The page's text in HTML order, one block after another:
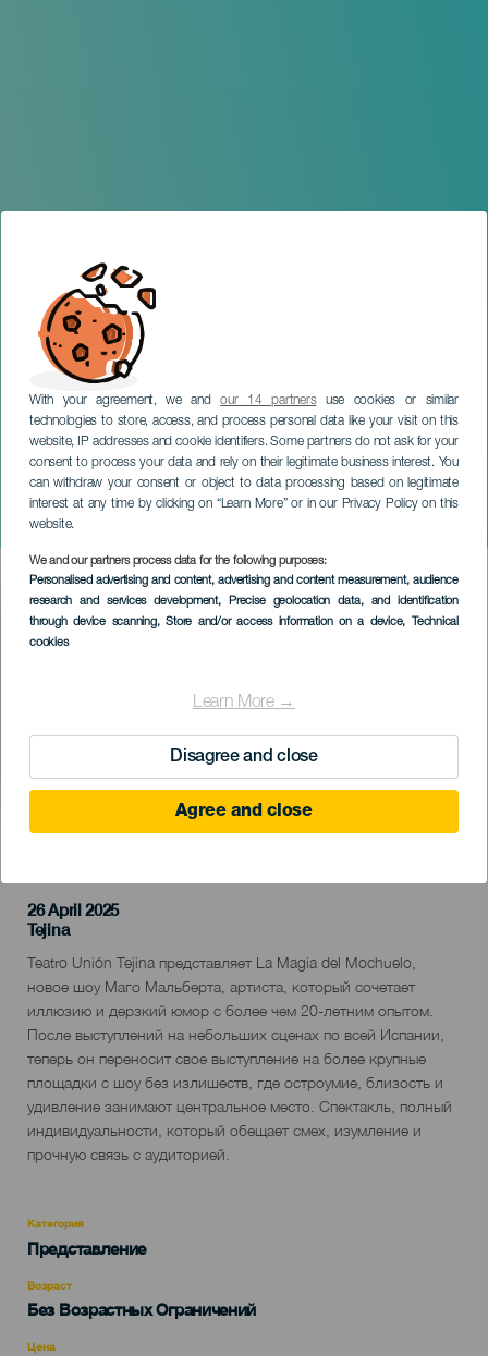
With your agreement, we andour 14 partnersuse cookies or similar
technologies to store, access, and process personal data like your visit on this
website, IP addresses and cookie identifiers. Some partners do not ask for your
consent to process your data and rely on their legitimate business interest. You
can withdraw your consent or object to data processing based on legitimate
interest at any time by clicking on “Learn More” or in our Privacy Policy on this
website.
We and our partners process data for the following purposes:
Personalised advertising and content, advertising and content measurement, audience
research and services development, Precise geolocation data, and identification
through device scanning, Store and/or access information on a device, Technical
cookies
Learn More →
Disagree and close
Agree and close
Mago Malbert
ТЕНЕРИФЕ
Imagen
Listado
26 April 2025
Localidad
Tejina
Descripción
del
evento
Teatro Unión Tejina представляет La Magia del Mochuelo,
новое шоу Маго Мальберта, артиста, который сочетает
иллюзию и дерзкий юмор с более чем 20-летним опытом.
После выступлений на небольших сценах по всей Испании,
теперь он переносит свое выступление на более крупные
площадки с шоу без излишеств, где остроумие, близость и
удивление занимают центральное место. Спектакль, полный
индивидуальности, который обещает смех, изумление и
прочную связь с аудиторией.
Категория
Categoría
del
evento
Представление
Возраст
Edad
Recomendada
Без Возрастных Ограничений
Цена